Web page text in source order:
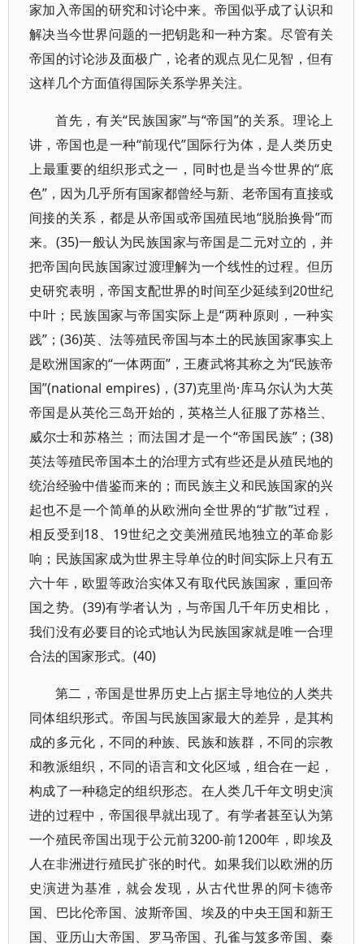
家加入帝国的研究和讨论中来。帝国似乎成了认识和
解决当今世界问题的一把钥匙和一种方案。尽管有关
帝国的讨论涉及面极广，论者的观点见仁见智，但有
这样几个方面值得国际关系学界关注。
首先，有关“民族国家”与“帝国”的关系。理论上
讲，帝国也是一种“前现代”国际行为体，是人类历史
上最重要的组织形式之一，同时也是当今世界的“底
色”，因为几乎所有国家都曾经与新、老帝国有直接或
间接的关系，都是从帝国或帝国殖民地“脱胎换骨”而
来。(35)一般认为民族国家与帝国是二元对立的，并
把帝国向民族国家过渡理解为一个线性的过程。但历
史研究表明，帝国支配世界的时间至少延续到20世纪
中叶；民族国家与帝国实际上是“两种原则，一种实
践”；(36)英、法等殖民帝国与本土的民族国家事实上
是欧洲国家的“一体两面”，王赓武将其称之为“民族帝
国”(national empires)，(37)克里尚·库马尔认为大英
帝国是从英伦三岛开始的，英格兰人征服了苏格兰、
威尔士和苏格兰；而法国才是一个“帝国民族”；(38)
英法等殖民帝国本土的治理方式有些还是从殖民地的
统治经验中借鉴而来的；而民族主义和民族国家的兴
起也不是一个简单的从欧洲向全世界的“扩散”过程，
相反受到18、19世纪之交美洲殖民地独立的革命影
响；民族国家成为世界主导单位的时间实际上只有五
六十年，欧盟等政治实体又有取代民族国家，重回帝
国之势。(39)有学者认为，与帝国几千年历史相比，
我们没有必要目的论式地认为民族国家就是唯一合理
合法的国家形式。(40)
第二，帝国是世界历史上占据主导地位的人类共
同体组织形式。帝国与民族国家最大的差异，是其构
成的多元化，不同的种族、民族和族群，不同的宗教
和教派组织，不同的语言和文化区域，组合在一起，
构成了一种稳定的组织形态。在人类几千年文明史演
进的过程中，帝国很早就出现了。有学者甚至认为第
一个殖民帝国出现于公元前3200-前1200年，即埃及
人在非洲进行殖民扩张的时代。如果我们以欧洲的历
史演进为基准，就会发现，从古代世界的阿卡德帝
国、巴比伦帝国、波斯帝国、埃及的中央王国和新王
国、亚历山大帝国、罗马帝国、孔雀与笈多帝国、秦